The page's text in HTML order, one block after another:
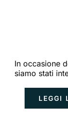
In occasione
siamo stati
LEGGI